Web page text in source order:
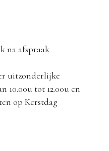
na afspraak
uitzonderlijke
10.00u tot 12.00u en
op Kerstdag